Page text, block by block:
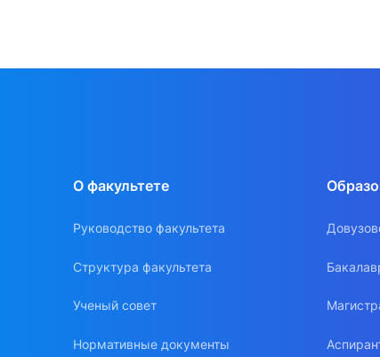
О факультете
Руководство факультета
Структура факультета
Ученый совет
Нормативные документы